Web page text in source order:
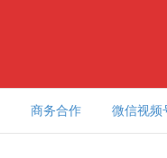
商务合作 微信视频